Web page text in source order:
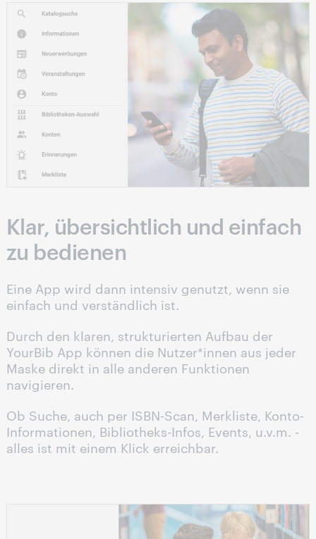
Klar, übersichtlich und einfach
zu bedienen
Eine App wird dann intensiv genutzt, wenn sie
einfach und verständlich ist.
Durch den klaren, strukturierten Aufbau der
YourBib App können die Nutzer*innen aus jeder
Maske direkt in alle anderen Funktionen
navigieren.
Ob Suche, auch per ISBN-Scan, Merkliste, Konto-
Informationen, Bibliotheks-Infos, Events, u.v.m. -
alles ist mit einem Klick erreichbar.